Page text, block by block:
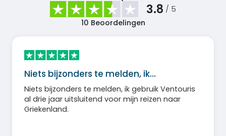
3.8 / 5
10 Beoordelingen
Niets bijzonders te melden, ik…
Niets bijzonders te melden, ik gebruik Ventouris
al drie jaar uitsluitend voor mijn reizen naar
Griekenland.